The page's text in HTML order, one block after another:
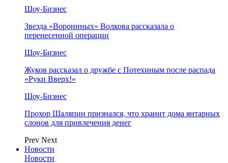
Шоу-Бизнес
Звезда «Ворониных» Волкова рассказала о
перенесенной операции
Шоу-Бизнес
Жуков рассказал о дружбе с Потехиным после распада
«Руки Вверх!»
Шоу-Бизнес
Прохор Шаляпин признался, что хранит дома янтарных
слонов для привлечения денег
Prev Next
Новости
Новости